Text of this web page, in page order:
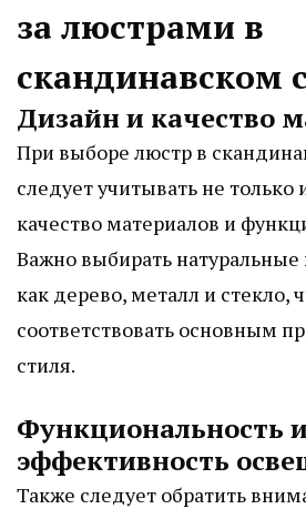
за люстрами в
скандинавском
Дизайн и качество
При выборе люстр в
следует учитывать не только
качество материалов и
Важно выбирать
как дерево, металл и стекло,
соответствовать основным
стиля.
Функциональность и
эффективность
Также следует обратить